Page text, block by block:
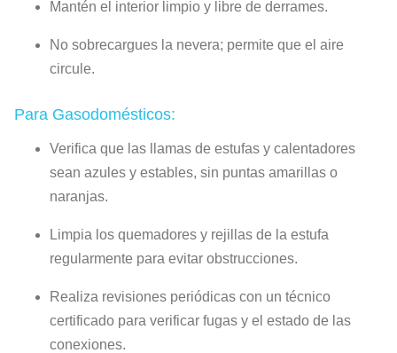
Mantén el interior limpio y libre de derrames.
No sobrecargues la nevera; permite que el aire
circule.
Para Gasodomésticos:
Verifica que las llamas de estufas y calentadores
sean azules y estables, sin puntas amarillas o
naranjas.
Limpia los quemadores y rejillas de la estufa
regularmente para evitar obstrucciones.
Realiza revisiones periódicas con un técnico
certificado para verificar fugas y el estado de las
conexiones.